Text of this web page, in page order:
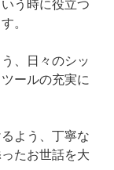
う時に役立つ
。
、日々のシッ
ールの充実に
よう、丁寧な
たお世話を大